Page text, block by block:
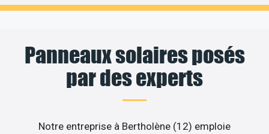
Panneaux solaires posés
par des experts
Notre entreprise à Bertholène (12) emploie